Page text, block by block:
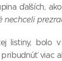
ďalších,
nechceli
listiny, bolo
viac